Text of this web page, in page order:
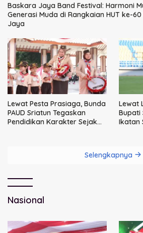
Baskara Jaya Band Festival: Harmoni
Generasi Muda di Rangkaian HUT ke-
Jaya
Lewat Pesta Prasiaga, Bunda
PAUD Sriatun Tegaskan
Pendidikan Karakter Sejak
Lewat
Bupati
Ikatan
Selengkapnya
Nasional